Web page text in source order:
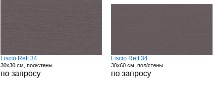
Liscio Rett 34
30x30 см, пол/стены
по запросу
Liscio Rett 34
30x60 см, пол/стены
по запросу